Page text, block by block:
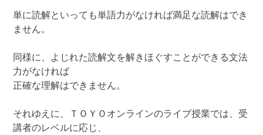
単に読解といっても単語力がなければ満足な読解はでき
ません。
同様に、よじれた読解文を解きほぐすことができる文法
力がなければ
正確な理解はできません。
それゆえに、ＴＯＹＯオンラインのライブ授業では、受
講者のレベルに応じ、